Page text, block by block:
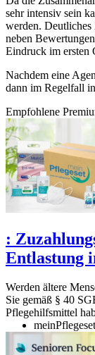
sehr intensiv sein
werden. Deutliches
neben
Eindruck im ersten
Nachdem eine
dann im Regelfall
Empfohlene
:
Entlastung
Werden ältere
Sie gemäß § 40
Pflegehilfsmittel
meinPflegeset